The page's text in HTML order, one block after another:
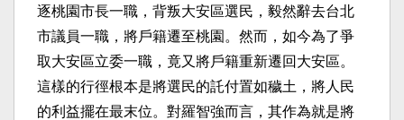
逐桃園市長一職，背叛大安區選民，毅然辭去台北
市議員一職，將戶籍遷至桃園。然而，如今為了爭
取大安區立委一職，竟又將戶籍重新遷回大安區。
這樣的行徑根本是將選民的託付置如穢土，將人民
的利益擺在最末位。對羅智強而言，其作為就是將